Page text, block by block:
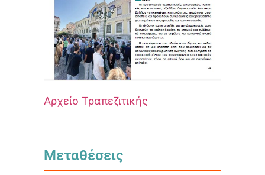
Αρχείο Τραπεζιτικής
Μεταθέσεις